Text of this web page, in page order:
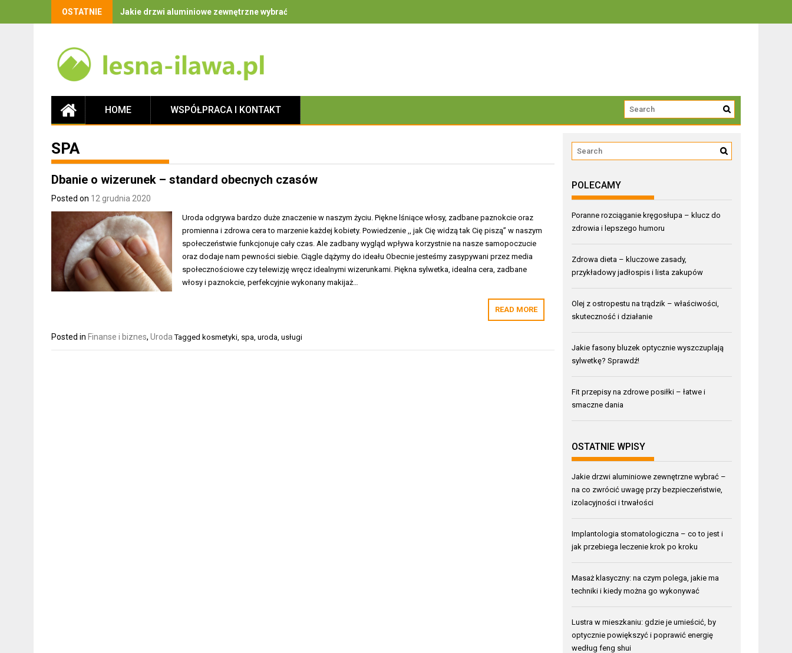
OSTATNIE Jakie drzwi aluminiowe zewnętrzne wybrać – na co zwrócić uwagę przy bezpieczeństwie, izolacyjności i trwałości
HOME WSPÓŁPRACA I KONTAKT
SPA
Dbanie o wizerunek – standard obecnych czasów
Posted on 12 grudnia 2020
Uroda odgrywa bardzo duże znaczenie w naszym życiu. Piękne lśniące włosy, zadbane paznokcie oraz
promienna i zdrowa cera to marzenie każdej kobiety. Powiedzenie ,, jak Cię widzą tak Cię piszą” w naszym
społeczeństwie funkcjonuje cały czas. Ale zadbany wygląd wpływa korzystnie na nasze samopoczucie
oraz dodaje nam pewności siebie. Ciągle dążymy do ideału Obecnie jesteśmy zasypywani przez media
społecznościowe czy telewizję wręcz idealnymi wizerunkami. Piękna sylwetka, idealna cera, zadbane
włosy i paznokcie, perfekcyjnie wykonany makijaż…
READ MORE
Posted in Finanse i biznes, Uroda Tagged kosmetyki spa uroda usługi
POLECAMY
Poranne rozciąganie kręgosłupa – klucz do
zdrowia i lepszego humoru
Zdrowa dieta – kluczowe zasady,
przykładowy jadłospis i lista zakupów
Olej z ostropestu na trądzik – właściwości,
skuteczność i działanie
Jakie fasony bluzek optycznie wyszczuplają
sylwetkę? Sprawdź!
Fit przepisy na zdrowe posiłki – łatwe i
smaczne dania
OSTATNIE WPISY
Jakie drzwi aluminiowe zewnętrzne wybrać –
na co zwrócić uwagę przy bezpieczeństwie,
izolacyjności i trwałości
Implantologia stomatologiczna – co to jest i
jak przebiega leczenie krok po kroku
Masaż klasyczny: na czym polega, jakie ma
techniki i kiedy można go wykonywać
Lustra w mieszkaniu: gdzie je umieścić, by
optycznie powiększyć i poprawić energię
według feng shui